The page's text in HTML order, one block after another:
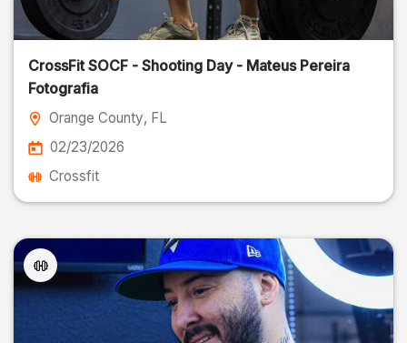
CrossFit SOCF - Shooting Day - Mateus Pereira
Fotografia
Orange County, FL
02/23/2026
Crossfit